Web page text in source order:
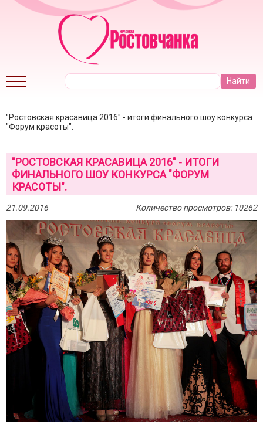
"Ростовская красавица 2016" - итоги финального шоу конкурса
"Форум красоты".
"РОСТОВСКАЯ КРАСАВИЦА 2016" - ИТОГИ
ФИНАЛЬНОГО ШОУ КОНКУРСА "ФОРУМ
КРАСОТЫ".
21.09.2016 Количество просмотров: 10262